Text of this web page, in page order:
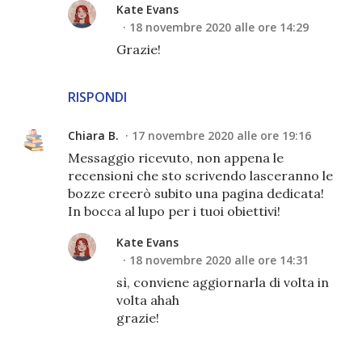
RISPONDI
Kate Evans
18 novembre 2020 alle ore 14:29
Grazie!
Chiara B. 17 novembre 2020 alle ore 19:16
Messaggio ricevuto, non appena le
recensioni che sto scrivendo lasceranno le
bozze creerò subito una pagina dedicata!
In bocca al lupo per i tuoi obiettivi!
Kate Evans
18 novembre 2020 alle ore 14:31
sì, conviene aggiornarla di volta in
volta ahah
grazie!